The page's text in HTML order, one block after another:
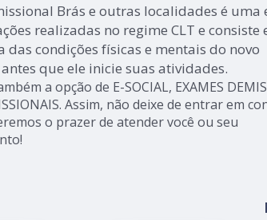
Brás e outras localidades é uma
realizadas no regime CLT e consiste
das condições físicas e mentais do novo
que ele inicie suas atividades.
a opção de E-SOCIAL, EXAMES
Assim, não deixe de entrar em
o prazer de atender você ou seu